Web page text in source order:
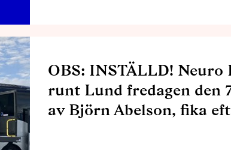
OBS: INSTÄLLD! Neuro
runt Lund fredagen den
av Björn Abelson, fika